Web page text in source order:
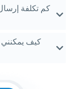
كم تكلفة
كيف يمكنني